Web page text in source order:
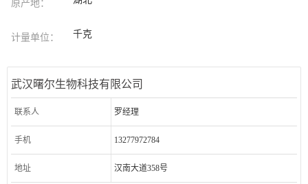
原产地：
计量单位： 千克
武汉曙尔生物科技有限公司
联系人 罗经理
手机 13277972784
地址 汉南大道358号